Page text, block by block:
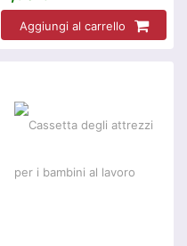
Aggiungi al carrello